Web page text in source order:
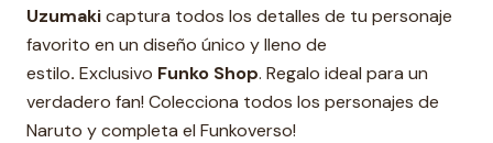
Uzumakicaptura todos los detalles de tu personaje
favorito en un diseño único y lleno de
estilo. Exclusivo Funko Shop. Regalo ideal para un
verdadero fan! Colecciona todos los personajes de
Naruto y completa el Funkoverso!